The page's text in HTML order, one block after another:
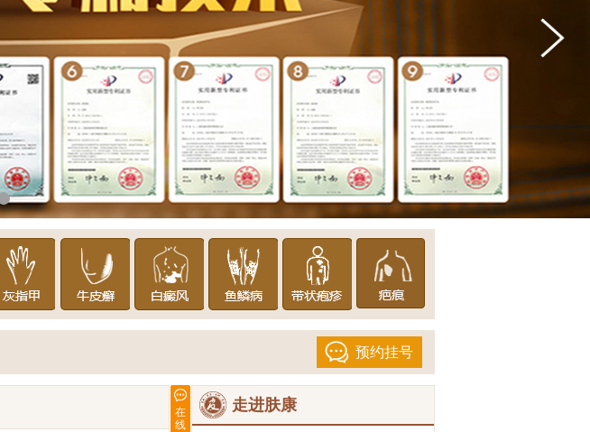
预约挂号
在
线
走进肤康